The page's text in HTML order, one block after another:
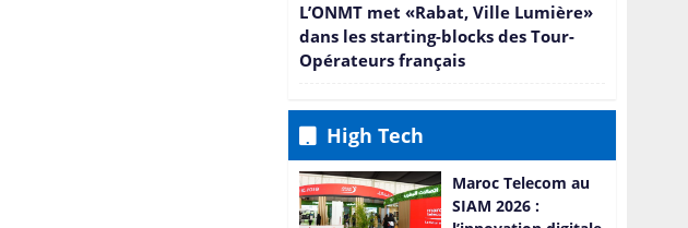
L’ONMT met «Rabat, Ville Lumière»
dans les starting-blocks des Tour-
Opérateurs français
Nouvelle exclusive dans la mode
durable: la Collection Insignia de
QNET et Bernhard H. Mayer lance la
tendance pour 2024!
High Tech
Maroc Telecom au
SIAM 2026 :